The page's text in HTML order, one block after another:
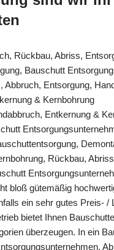
Rückbau, Abriss,
Bauschutt
Abbruch, Entsorgung,
& Kernbohrung
Entkernung &
Rückbau,
bloß gütemäßig
ein sehr gutes Preis- /
bietet Ihnen
überzeugen. In ein